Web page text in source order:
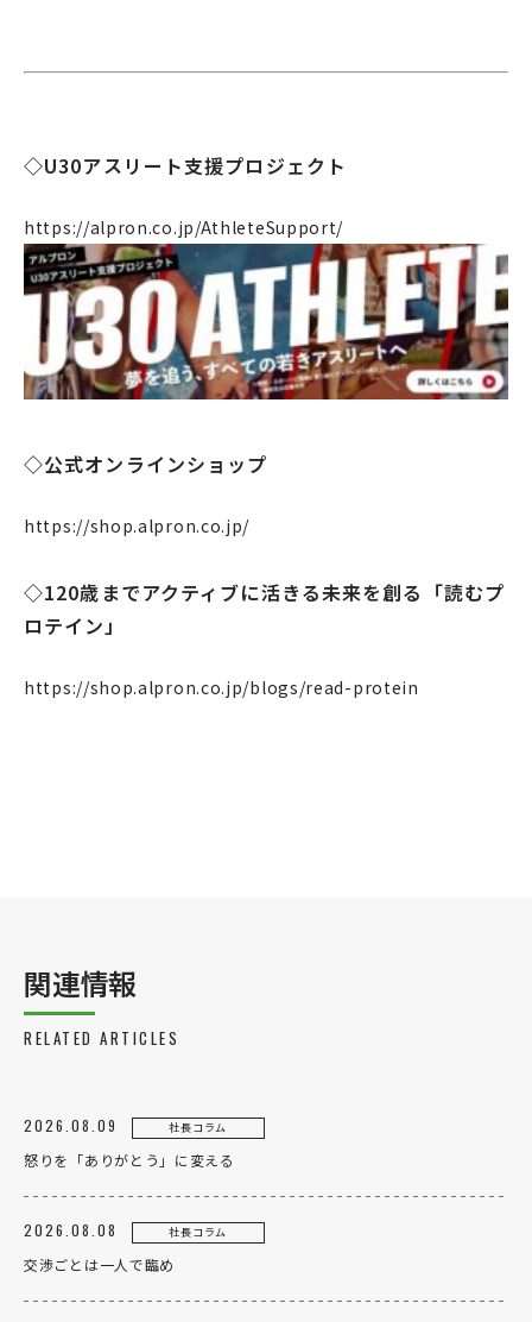
ニュース
リクルート
法人のお客様
OEM
お問い合わせ
個人のお客様
◇U30アスリート支援プロジェクト
https://alpron.co.jp/AthleteSupport/
◇公式オンラインショップ
https://shop.alpron.co.jp/
◇120歳までアクティブに活きる未来を創る「読むプ
ロテイン」
https://shop.alpron.co.jp/blogs/read-protein
関連情報
RELATED ARTICLES
2026.08.09 社長コラム
怒りを「ありがとう」に変える
2026.08.08 社長コラム
交渉ごとは一人で臨め